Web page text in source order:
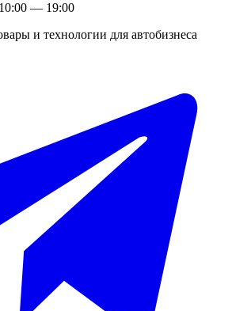
— 19:00
и технологии для автобизнеса